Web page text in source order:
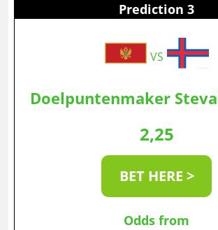
Prediction 3
VS
Doelpuntenmaker
2,25
BET HERE >
Odds from